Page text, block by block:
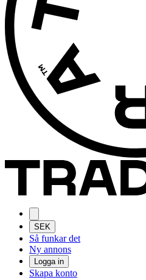
SEK
Så funkar det
Ny annons
Logga in
Skapa konto